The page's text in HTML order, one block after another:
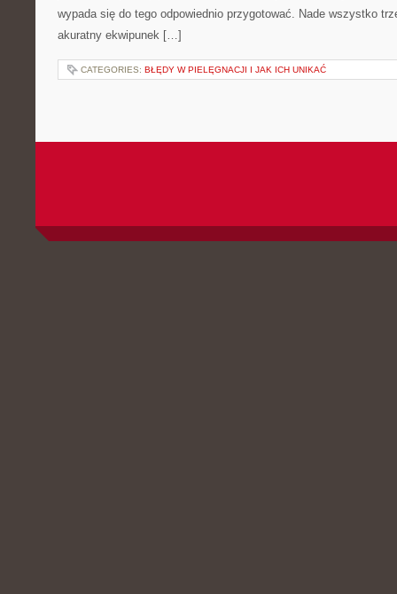
wypada się do tego odpowiednio przygotować. Nade wszystko
akuratny ekwipunek […]
CATEGORIES: BŁĘDY W PIELĘGNACJI I JAK ICH UNIKAĆ